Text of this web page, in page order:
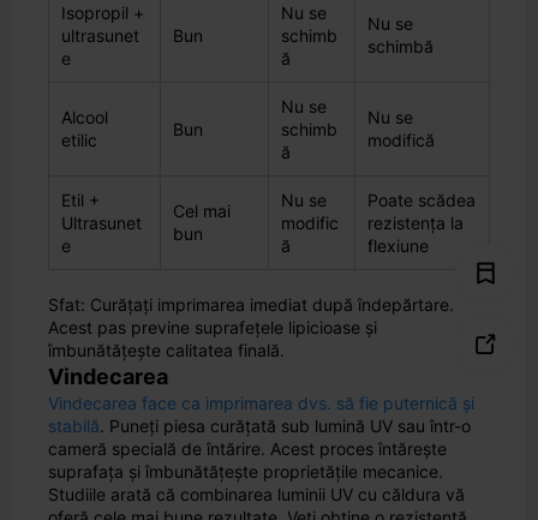
Isopropil +
ultrasunet
e
Bun
Nu se
schimb
ă
Nu se
schimbă
Alcool
etilic
Bun
Nu se
schimb
ă
Nu se
modifică
Etil +
Ultrasunet
e
Cel mai
bun
Nu se
modific
ă
Poate scădea
rezistența la
flexiune
Sfat: Curățați imprimarea imediat după îndepărtare.
Acest pas previne suprafețele lipicioase și
îmbunătățește calitatea finală.
Vindecarea
Vindecarea face ca imprimarea dvs. să fie puternică și
stabilă. Puneți piesa curățată sub lumină UV sau într-o
cameră specială de întărire. Acest proces întărește
suprafața și îmbunătățește proprietățile mecanice.
Studiile arată că combinarea luminii UV cu căldura vă
